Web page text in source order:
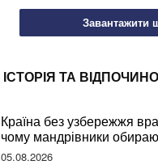
Завантажити
ІСТОРІЯ ТА
Країна без узбережжя
чому мандрівники
відпочинок
05.08.2026